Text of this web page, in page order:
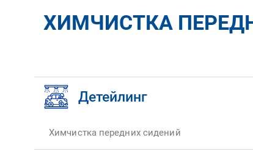
ХИМЧИСТКА
Детейлинг
Химчистка передних сидений